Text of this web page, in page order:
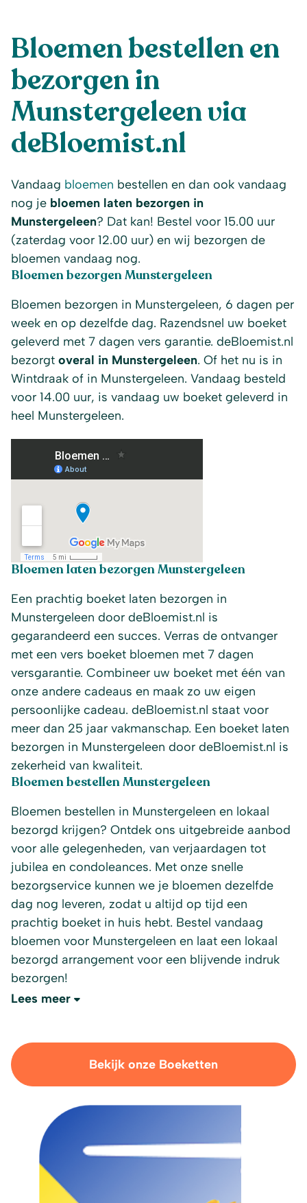
Bloemen bestellen en
bezorgen in
Munstergeleen via
deBloemist.nl
Vandaag bloemen bestellen en dan ook vandaag
nog je bloemen laten bezorgen in
Munstergeleen? Dat kan! Bestel voor 15.00 uur
(zaterdag voor 12.00 uur) en wij bezorgen de
bloemen vandaag nog.
Bloemen bezorgen Munstergeleen
Bloemen bezorgen in Munstergeleen, 6 dagen per
week en op dezelfde dag. Razendsnel uw boeket
geleverd met 7 dagen vers garantie. deBloemist.nl
bezorgt overal in Munstergeleen. Of het nu is in
Wintdraak of in Munstergeleen. Vandaag besteld
voor 14.00 uur, is vandaag uw boeket geleverd in
heel Munstergeleen.
Bloemen laten bezorgen Munstergeleen
Een prachtig boeket laten bezorgen in
Munstergeleen door deBloemist.nl is
gegarandeerd een succes. Verras de ontvanger
met een vers boeket bloemen met 7 dagen
versgarantie. Combineer uw boeket met één van
onze andere cadeaus en maak zo uw eigen
persoonlijke cadeau. deBloemist.nl staat voor
meer dan 25 jaar vakmanschap. Een boeket laten
bezorgen in Munstergeleen door deBloemist.nl is
zekerheid van kwaliteit.
Bloemen bestellen Munstergeleen
Bloemen bestellen in Munstergeleen en lokaal
bezorgd krijgen? Ontdek ons uitgebreide aanbod
voor alle gelegenheden, van verjaardagen tot
jubilea en condoleances. Met onze snelle
bezorgservice kunnen we je bloemen dezelfde
dag nog leveren, zodat u altijd op tijd een
prachtig boeket in huis hebt. Bestel vandaag
bloemen voor Munstergeleen en laat een lokaal
bezorgd arrangement voor een blijvende indruk
bezorgen!
Lees meer
Bekijk onze Boeketten